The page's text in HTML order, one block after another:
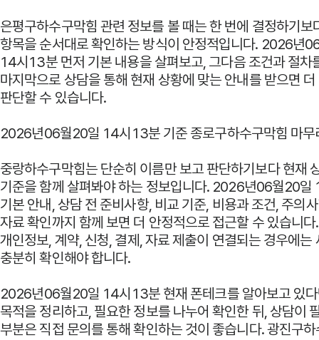
은평구하수구막힘 관련 정보를 볼 때는 한 번에 결정하기보
항목을 순서대로 확인하는 방식이 안정적입니다. 2026년
14시13분 먼저 기본 내용을 살펴보고, 그다음 조건과 절차
마지막으로 상담을 통해 현재 상황에 맞는 안내를 받으면
판단할 수 있습니다.
2026년06월20일 14시13분 기준 종로구하수구막힘 마무
중랑하수구막힘는 단순히 이름만 보고 판단하기보다 현재
기준을 함께 살펴봐야 하는 정보입니다. 2026년06월20
기본 안내, 상담 전 준비사항, 비교 기준, 비용과 조건, 주의
자료 확인까지 함께 보면 더 안정적으로 접근할 수 있습니다
개인정보, 계약, 신청, 결제, 자료 제출이 연결되는 경우에는
충분히 확인해야 합니다.
2026년06월20일 14시13분 현재 폰테크를 알아보고 있
목적을 정리하고, 필요한 정보를 나누어 확인한 뒤, 상담이
부분은 직접 문의를 통해 확인하는 것이 좋습니다. 광진구